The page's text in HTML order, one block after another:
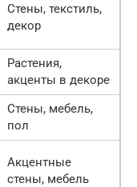
Стены, текстиль,
декор
Растения,
акценты в декоре
Стены, мебель,
пол
Акцентные
стены, мебель